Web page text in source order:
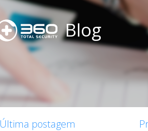
Blog
Última postagem